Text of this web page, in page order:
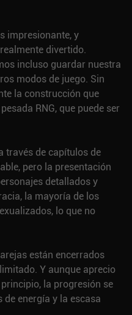
impresionante, y
divertido.
incluso guardar nuestra
modos de juego. Sin
la construcción que
RNG, que puede ser
través de capítulos de
pero la presentación
detallados y
la mayoría de los
lo que no
están encerrados
Y aunque aprecio
la progresión se
energía y la escasa